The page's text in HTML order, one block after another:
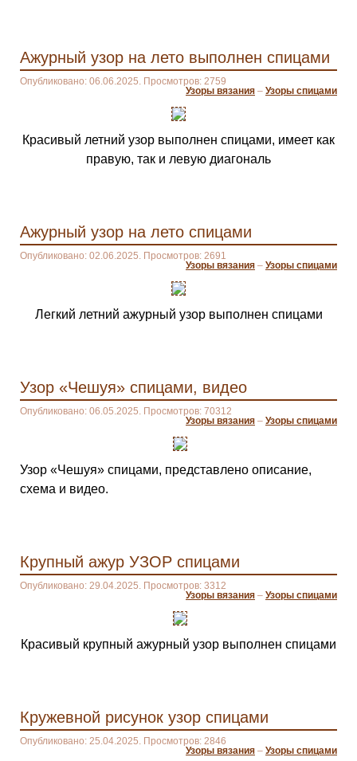
Ажурный узор на лето выполнен спицами
Опубликовано: 06.06.2025. Просмотров: 2759
Узоры вязания – Узоры спицами
Красивый летний узор выполнен спицами, имеет как
правую, так и левую диагональ
Ажурный узор на лето спицами
Опубликовано: 02.06.2025. Просмотров: 2691
Узоры вязания – Узоры спицами
Легкий летний ажурный узор выполнен спицами
Узор «Чешуя» спицами, видео
Опубликовано: 06.05.2025. Просмотров: 70312
Узоры вязания – Узоры спицами
Узор «Чешуя» спицами, представлено описание,
схема и видео.
Крупный ажур УЗОР спицами
Опубликовано: 29.04.2025. Просмотров: 3312
Узоры вязания – Узоры спицами
Красивый крупный ажурный узор выполнен спицами
Кружевной рисунок узор спицами
Опубликовано: 25.04.2025. Просмотров: 2846
Узоры вязания – Узоры спицами